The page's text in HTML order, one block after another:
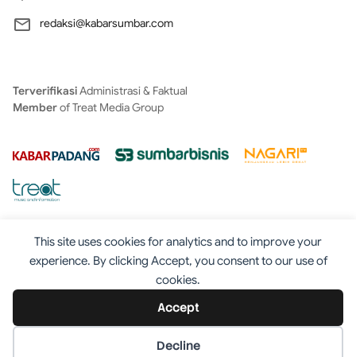
This site uses cookies for analytics and to improve your
experience. By clicking Accept, you consent to our use of
cookies.
Accept
Decline
redaksi@kabarsumbar.com
TerverifikasiAdministrasi & Faktual
Memberof Treat Media Group
Tentang Redaksi Kontak Disclaimer
Iklan